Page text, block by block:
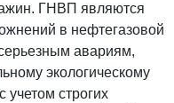
ГНВП являются
в нефтегазовой
авариям,
экологическому
учетом строгих